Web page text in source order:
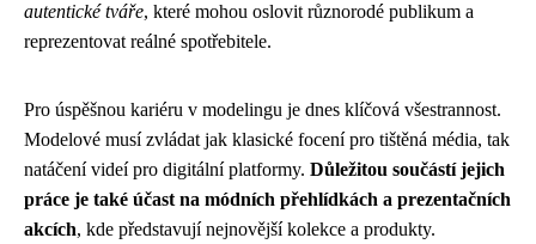
autentické tváře, které mohou oslovit různorodé publikum a
reprezentovat reálné spotřebitele.
Pro úspěšnou kariéru v modelingu je dnes klíčová všestrannost.
Modelové musí zvládat jak klasické focení pro tištěná média, tak
natáčení videí pro digitální platformy. Důležitou součástí jejich
práce je také účast na módních přehlídkách a prezentačních
akcích, kde představují nejnovější kolekce a produkty.